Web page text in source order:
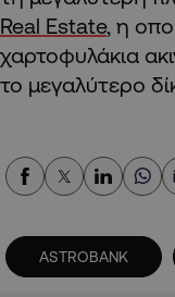
Real Estate, η
χαρτοφυλάκια
το μεγαλύτερο
ASTROBANK